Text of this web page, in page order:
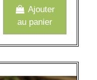
Ajouter
au panier